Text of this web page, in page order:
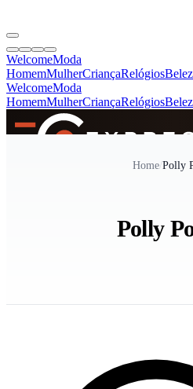
WelcomeModa
HomemMulherCriançaRelógios
WelcomeModa
HomemMulherCriançaRelógios
Home/Polly
Polly